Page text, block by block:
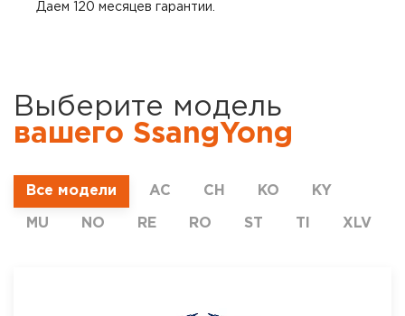
Даем 120 месяцев гарантии.
Выберите модель
вашего SsangYong
Все модели AC CH KO KY
MU NO RE RO ST TI XLV